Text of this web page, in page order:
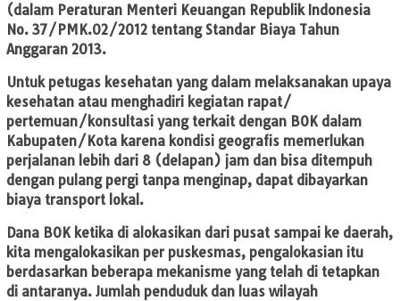
(dalam Peraturan Menteri Keuangan Republik Indonesia
No. 37/PMK.02/2012 tentang Standar Biaya Tahun
Anggaran 2013.
Untuk petugas kesehatan yang dalam melaksanakan upaya
kesehatan atau menghadiri kegiatan rapat/
pertemuan/konsultasi yang terkait dengan BOK dalam
Kabupaten/Kota karena kondisi geografis memerlukan
perjalanan lebih dari 8 (delapan) jam dan bisa ditempuh
dengan pulang pergi tanpa menginap, dapat dibayarkan
biaya transport lokal.
Dana BOK ketika di alokasikan dari pusat sampai ke daerah,
kita mengalokasikan per puskesmas, pengalokasian itu
berdasarkan beberapa mekanisme yang telah di tetapkan
di antaranya. Jumlah penduduk dan luas wilayah